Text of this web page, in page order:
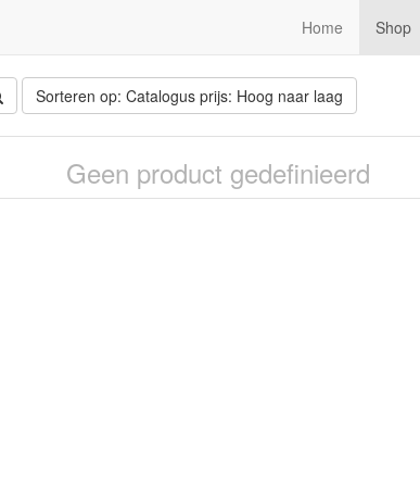
Home Shop
Sorteren op: Catalogus prijs: Hoog naar laag
Geen product gedefinieerd